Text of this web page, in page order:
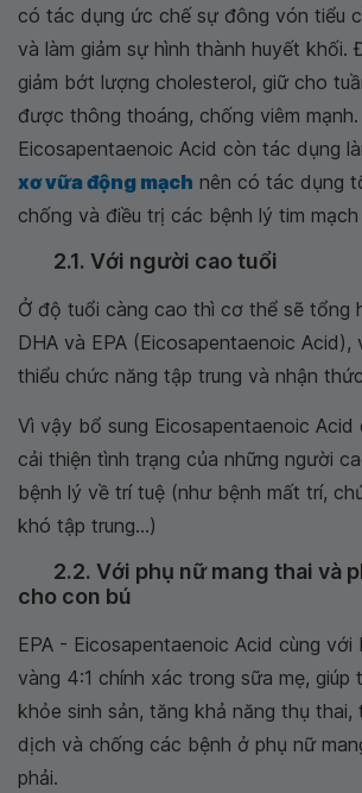
có tác dụng ức chế sự đông vón tiểu
và làm giảm sự hình thành huyết
giảm bớt lượng cholesterol, giữ cho
được thông thoáng, chống viêm mạnh.
Eicosapentaenoic Acid còn tác dụng
xơ vữa động mạch nên có tác dụng
chống và điều trị các bệnh lý tim
2.1. Với người cao tuổi
Ở độ tuổi càng cao thì cơ thể sẽ tổng
DHA và EPA (Eicosapentaenoic Acid),
thiểu chức năng tập trung và nhận
Vì vậy bổ sung Eicosapentaenoic Acid
cải thiện tình trạng của những người
bệnh lý về trí tuệ (như bệnh mất trí,
khó tập trung...)
2.2. Với phụ nữ mang thai và
cho con bú
EPA - Eicosapentaenoic Acid cùng
vàng 4:1 chính xác trong sữa mẹ, giúp
khỏe sinh sản, tăng khả năng thụ thai,
dịch và chống các bệnh ở phụ nữ
phải.